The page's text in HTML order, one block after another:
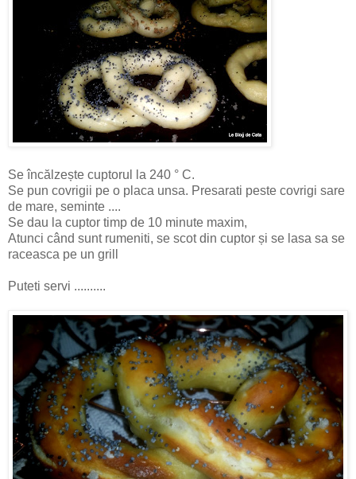
Se încălzește cuptorul la 240 ° C.
Se pun covrigii pe o placa unsa. Presarati peste covrigi sare
de mare, seminte ....
Se dau la cuptor timp de 10 minute maxim,
Atunci când sunt rumeniti, se scot din cuptor și se lasa sa se
raceasca pe un grill
Puteti servi ..........